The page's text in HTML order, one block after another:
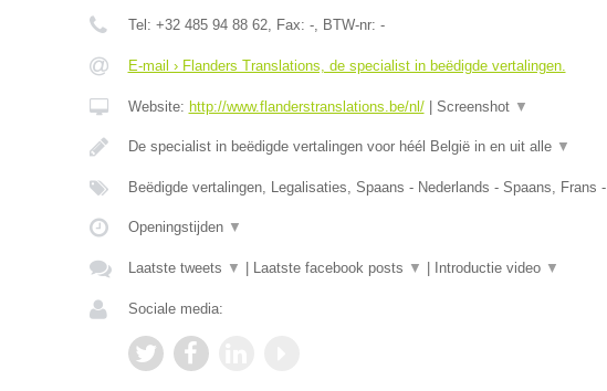
Tel: +32 485 94 88 62, Fax: -, BTW-nr: -
E-mail › Flanders Translations, de specialist in beëdigde vertalingen.
Website: http://www.flanderstranslations.be/nl/| Screenshot ▼
De specialist in beëdigde vertalingen voor héél België in en uit alle ▼
Beëdigde vertalingen, Legalisaties, Spaans - Nederlands - Spaans, Frans -
Openingstijden ▼
Laatste tweets ▼ Laatste facebook posts ▼ Introductie video ▼
Sociale media: